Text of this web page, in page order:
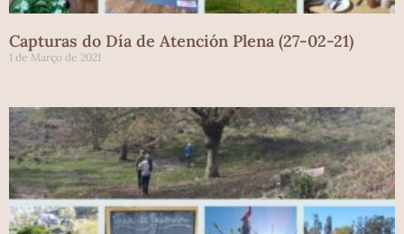
Capturas do Día de Atención Plena (27-02-21)
1 de Março de 2021